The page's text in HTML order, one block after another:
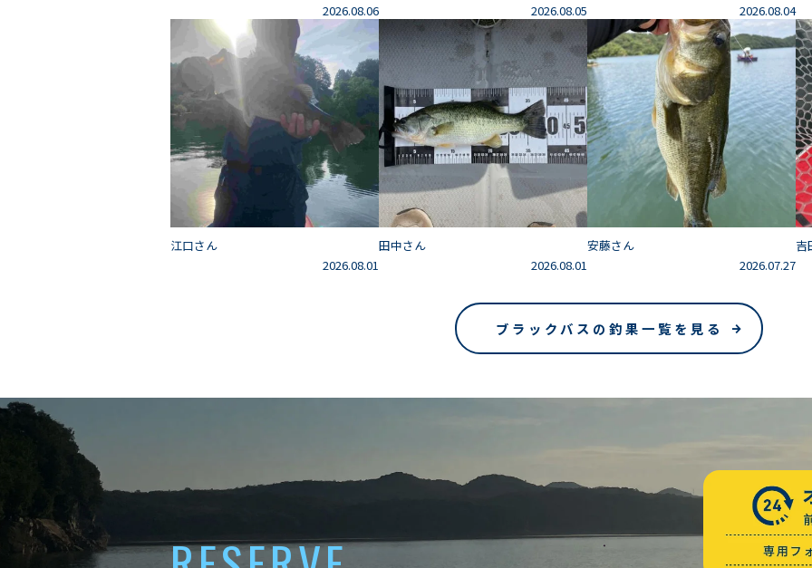
2026.08.06
2026.08.05
2026.08.04
江口さん
2026.08.01
田中さん
2026.08.01
安藤さん
2026.07.27
吉
ブラックバスの釣果一覧を見る